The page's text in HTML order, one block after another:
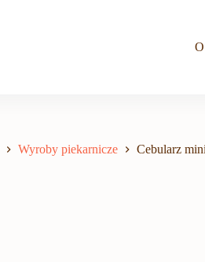
Wyroby piekarnicze Cebularz mini